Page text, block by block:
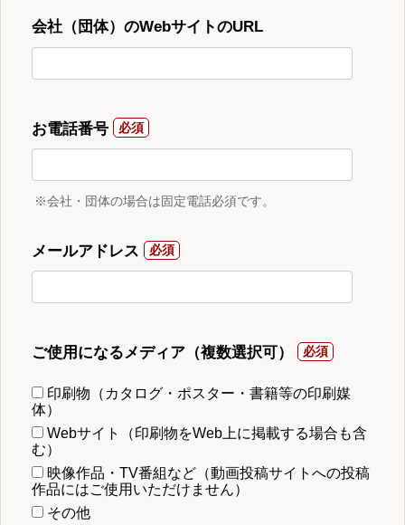
会社（団体）のWebサイトのURL
お電話番号
※会社・団体の場合は固定電話必須です。
メールアドレス
ご使用になるメディア（複数選択可）
印刷物（カタログ・ポスター・書籍等の印刷媒
体）
Webサイト（印刷物をWeb上に掲載する場合も含
む）
映像作品・TV番組など（動画投稿サイトへの投稿
作品にはご使用いただけません）
その他